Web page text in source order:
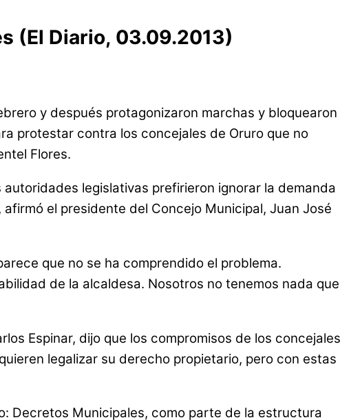
(El Diario, 03.09.2013)
y después protagonizaron marchas y bloquearon
protestar contra los concejales de Oruro que no
Flores.
legislativas prefirieron ignorar la demanda
el presidente del Concejo Municipal, Juan José
que no se ha comprendido el problema.
de la alcaldesa. Nosotros no tenemos nada que
Espinar, dijo que los compromisos de los concejales
legalizar su derecho propietario, pero con estas
Decretos Municipales, como parte de la estructura